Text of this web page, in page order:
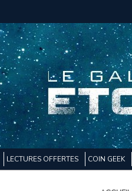
LECTURES OFFERTES COIN GEEK